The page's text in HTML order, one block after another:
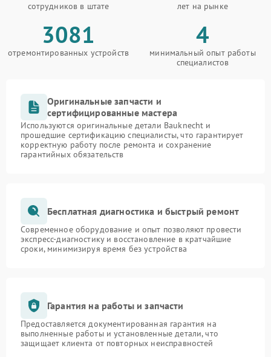
сотрудников в штате лет на рынке
3081
отремонтированных устройств
4
минимальный опыт работы
специалистов
Оригинальные запчасти и
сертифицированные мастера
Используются оригинальные детали Bauknecht и
прошедшие сертификацию специалисты, что гарантирует
корректную работу после ремонта и сохранение
гарантийных обязательств
Бесплатная диагностика и быстрый ремонт
Современное оборудование и опыт позволяют провести
экспресс-диагностику и восстановление в кратчайшие
сроки, минимизируя время без устройства
Гарантия на работы и запчасти
Предоставляется документированная гарантия на
выполненные работы и установленные детали, что
защищает клиента от повторных неисправностей